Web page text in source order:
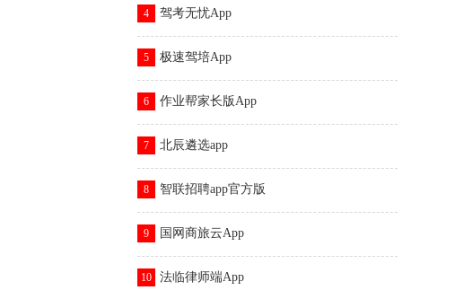
4 驾考无忧App
5 极速驾培App
6 作业帮家长版App
7 北辰遴选app
8 智联招聘app官方版
9 国网商旅云App
10 法临律师端App